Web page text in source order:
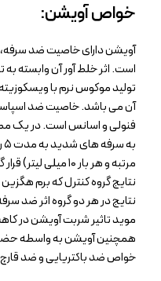
خواص آویشن:
آویشن دارای خاصیت ضد
است. اثر خلط آور آن وابسته
تولید موکوس نرم با
آن می باشد. خاصیت ضد
مرتبه و هر بار ۱۰
نتایج گروه کنترل که برم
نتایج در هر دو گروه اثر ضد
موید تاثیر شربت آویشن در
همچنین آویشن به واسطه حضور
خواص ضد باکتریایی و ضد